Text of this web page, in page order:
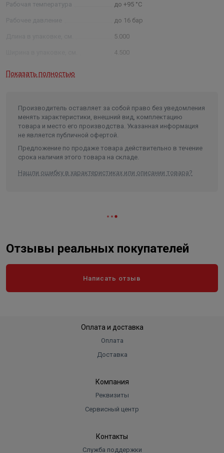
Рабочая температура до +95 °С
до 16 бар
5.000
4.500
Показать полностью
Производитель оставляет за собой право без уведомления
менять характеристики, внешний вид, комплектацию
товара и место его производства. Указанная информация
не является публичной офертой.
Предложение по продаже товара действительно в течение
срока наличия этого товара на складе.
Нашли ошибку в характеристиках или описании товара?
Отзывы реальных покупателей
Написать отзыв
Оплата и доставка
Оплата
Доставка
Компания
Реквизиты
Сервисный центр
Контакты
Служба поддержки